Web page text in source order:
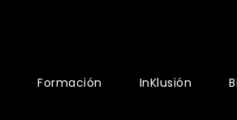
Formación InKlusión